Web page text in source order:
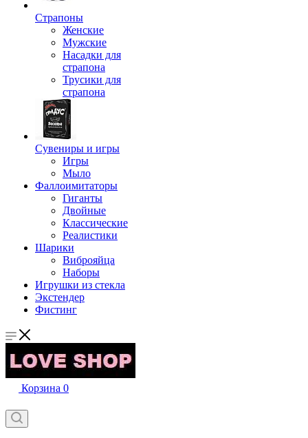
Страпоны
Женские
Мужские
Насадки для
страпона
Трусики для
страпона
Сувениры и игры
Игры
Мыло
Фаллоимитаторы
Гиганты
Двойные
Классические
Реалистики
Шарики
Виброяйца
Наборы
Игрушки из стекла
Экстендер
Фистинг
Корзина 0